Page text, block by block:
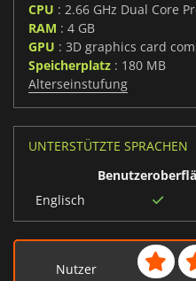
CPU : 2.66 GHz Dual Core
RAM : 4 GB
GPU : 3D graphics card
Speicherplatz : 180 MB
Alterseinstufung
UNTERSTÜTZTE SPRACHEN
Englisch
Nutzer